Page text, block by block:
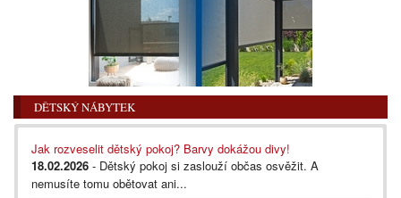
DĚTSKÝ NÁBYTEK
Jak rozveselit dětský pokoj? Barvy dokážou divy!
18.02.2026 - Dětský pokoj si zaslouží občas osvěžit. A
nemusíte tomu obětovat ani...